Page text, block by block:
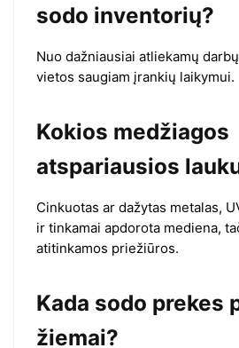
sodo inventorių?
Nuo dažniausiai atliekamų
vietos saugiam įrankių laikymui.
Kokios medžiagos
atspariausios
Cinkuotas ar dažytas metalas,
ir tinkamai apdorota mediena,
atitinkamos priežiūros.
Kada sodo prekes
žiemai?